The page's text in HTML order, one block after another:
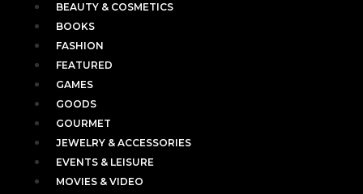
BEAUTY & COSMETICS
BOOKS
FASHION
FEATURED
GAMES
GOODS
GOURMET
JEWELRY & ACCESSORIES
EVENTS & LEISURE
MOVIES & VIDEO